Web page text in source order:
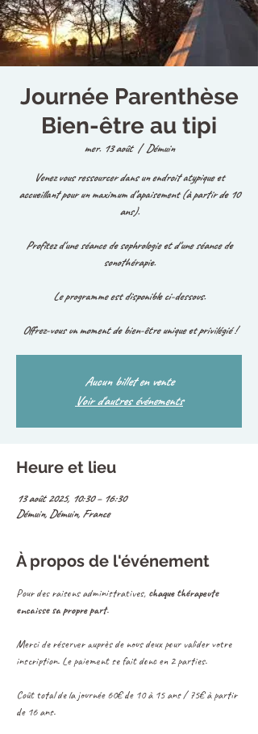
Journée Parenthèse
Bien-être au tipi
mer. 13 août
  |
Démuin
Venez vous ressourcer dans un endroit atypique et
accueillant pour un maximum d’apaisement (à partir de 10
ans).
Profitez d'une séance de sophrologie et d'une séance de
sonothérapie.
Le programme est disponible ci-dessous.
Offrez-vous un moment de bien-être unique et privilégié !
Aucun billet en vente
Voir d'autres événements
Heure et lieu
13 août 2025, 10:30 – 16:30
Démuin, Démuin, France
À propos de l'événement
Pour des raisons administratives, chaque thérapeute
encaisse sa propre part.
Merci de réserver auprès de nous deux pour valider votre
inscription. Le paiement se fait donc en 2 parties.
Coût total de la journée 60€ de 10 à 15 ans / 75€ à partir
de 16 ans.